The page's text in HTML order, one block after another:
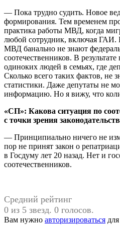
— Пока трудно судить. Новое
формирования. Тем временем
практика работы МВД, когда
любой сотрудник, включая ГАИ.
МВД банально не знают
соотечественников. В
одиноких людей в семьях, где
Сколько всего таких фактов, не
статистики. Даже депутаты не
информацию. Но я вижу, что
«СП»: Какова ситуация по
с точки зрения
— Принципиально ничего не
пор не принят закон о
в Госдуму лет 20 назад. Нет и
соотечественников.
Средний рейтинг
0 из 5 звезд. 0 голосов.
Вам нужно авторизироваться